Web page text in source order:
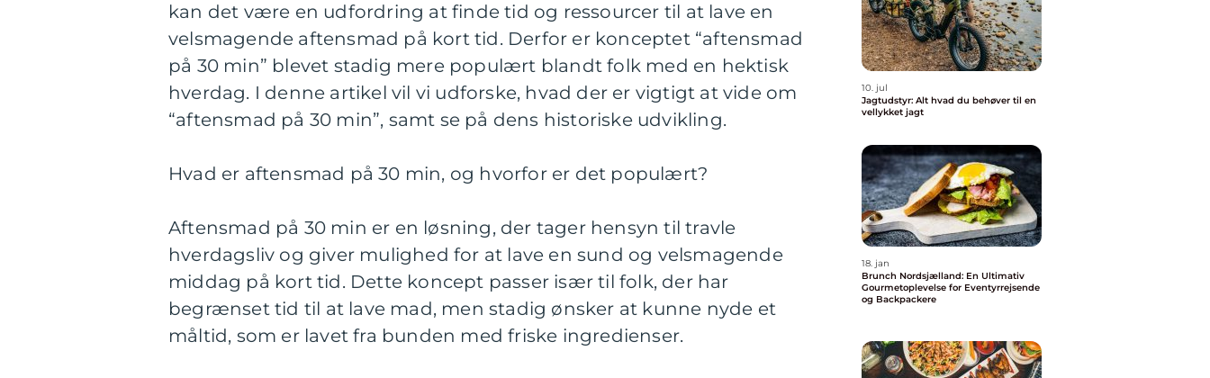
kan det være en udfordring at finde tid og ressourcer til at lave en
velsmagende aftensmad på kort tid. Derfor er konceptet “aftensmad
på 30 min” blevet stadig mere populært blandt folk med en hektisk
hverdag. I denne artikel vil vi udforske, hvad der er vigtigt at vide om
“aftensmad på 30 min”, samt se på dens historiske udvikling.
Hvad er aftensmad på 30 min, og hvorfor er det populært?
Aftensmad på 30 min er en løsning, der tager hensyn til travle
hverdagsliv og giver mulighed for at lave en sund og velsmagende
middag på kort tid. Dette koncept passer især til folk, der har
begrænset tid til at lave mad, men stadig ønsker at kunne nyde et
måltid, som er lavet fra bunden med friske ingredienser.
10. jul
Jagtudstyr: Alt hvad du behøver til en
vellykket jagt
18. jan
Brunch Nordsjælland: En Ultimativ
Gourmetoplevelse for Eventyrrejsende
og Backpackere